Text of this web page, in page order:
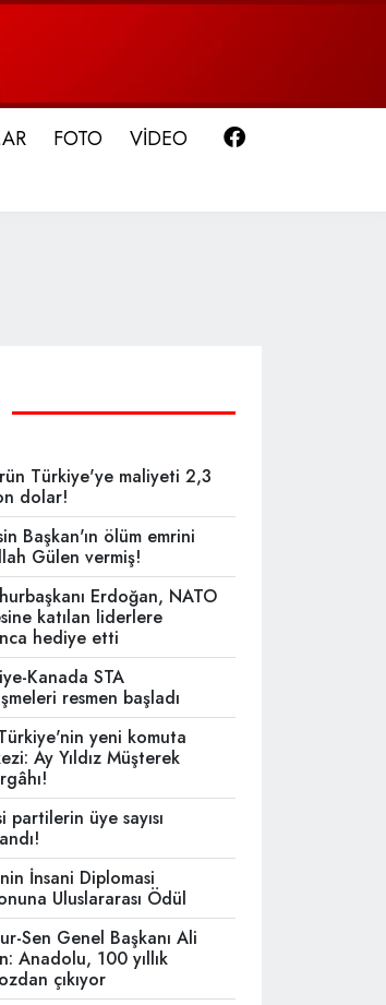
FOTO VİDEO
Türkiye'ye maliyeti 2,3
dolar!
Başkan'ın ölüm emrini
Gülen vermiş!
Erdoğan, NATO
katılan liderlere
hediye etti
Kanada STA
resmen başladı
yeni komuta
Ay Yıldız Müşterek
partilerin üye sayısı
İnsani Diplomasi
Uluslararası Ödül
Sen Genel Başkanı Ali
Anadolu, 100 yıllık
çıkıyor